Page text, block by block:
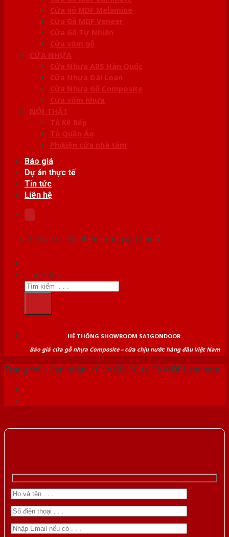
Cửa gỗ MDF Melamine
Cửa Gỗ MDF Veneer
Cửa Gỗ Tự Nhiên
Cửa vòm gỗ
CỬA NHỰA
Cửa Nhựa ABS Hàn Quốc
Cửa Nhựa Đài Loan
Cửa Nhựa Gỗ Composite
Cửa vòm nhựa
NỘI THẤT
Tủ Kệ Bếp
Tủ Quần Áo
Phụ kiện cửa nhà tắm
Báo giá
Dự án thực tế
Tin tức
Liên hệ
Chưa có sản phẩm trong giỏ hàng.
Tìm kiếm:
HỆ THỐNG SHOWROOM SAIGONDOOR
Báo giá cửa gỗ nhựa Composite – cửa chịu nước hàng đầu Việt Nam
Trang chủ /Sản phẩm /CỬA GỖ /Cửa Gỗ MDF Laminate